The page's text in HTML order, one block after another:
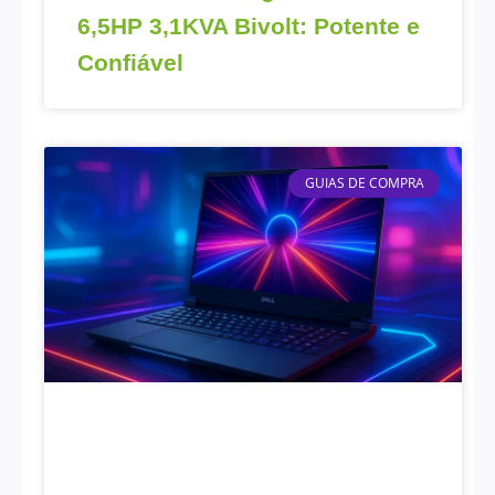
6,5HP 3,1KVA Bivolt: Potente e
Confiável
GUIAS DE COMPRA